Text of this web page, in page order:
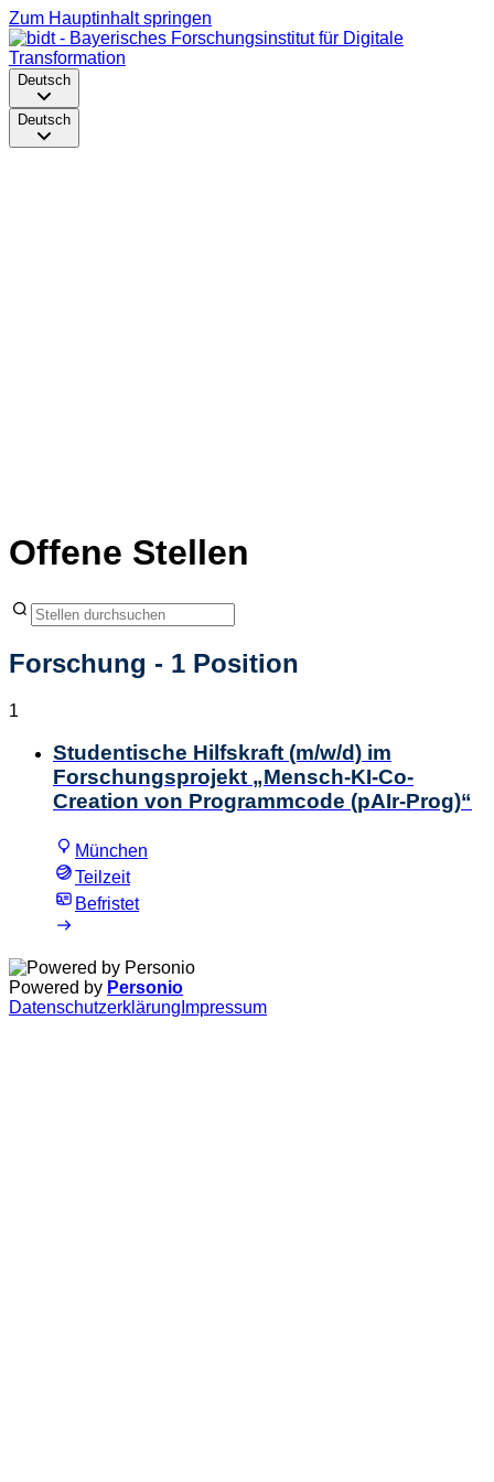
Zum Hauptinhalt springen
Deutsch
Deutsch
Offene Stellen
Forschung - 1 Position
1
Studentische Hilfskraft (m/w/d) im
Forschungsprojekt „Mensch-KI-Co-
Creation von Programmcode (pAIr-Prog)“
München
Teilzeit
Befristet
Powered by Personio
Datenschutzerklärung Impressum